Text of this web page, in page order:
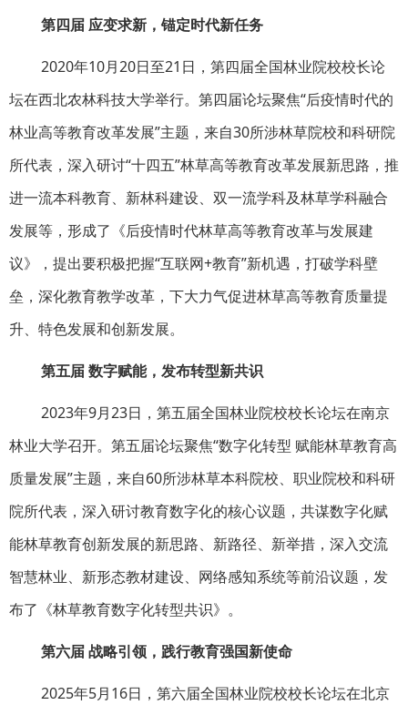
第四届 应变求新，锚定时代新任务
2020年10月20日至21日，第四届全国林业院校校长论
坛在西北农林科技大学举行。第四届论坛聚焦“后疫情时代的
林业高等教育改革发展”主题，来自30所涉林草院校和科研院
所代表，深入研讨“十四五”林草高等教育改革发展新思路，推
进一流本科教育、新林科建设、双一流学科及林草学科融合
发展等，形成了《后疫情时代林草高等教育改革与发展建
议》，提出要积极把握“互联网+教育”新机遇，打破学科壁
垒，深化教育教学改革，下大力气促进林草高等教育质量提
升、特色发展和创新发展。
第五届 数字赋能，发布转型新共识
2023年9月23日，第五届全国林业院校校长论坛在南京
林业大学召开。第五届论坛聚焦“数字化转型 赋能林草教育高
质量发展”主题，来自60所涉林草本科院校、职业院校和科研
院所代表，深入研讨教育数字化的核心议题，共谋数字化赋
能林草教育创新发展的新思路、新路径、新举措，深入交流
智慧林业、新形态教材建设、网络感知系统等前沿议题，发
布了《林草教育数字化转型共识》。
第六届 战略引领，践行教育强国新使命
2025年5月16日，第六届全国林业院校校长论坛在北京